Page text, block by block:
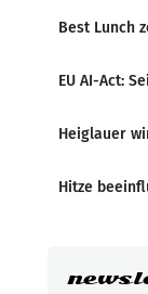
Best Lunch
EU AI-Act:
Heiglauer
Hitze